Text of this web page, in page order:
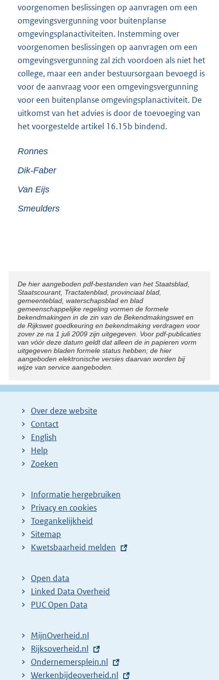
voorgenomen beslissingen op aanvragen om een
omgevingsvergunning voor buitenplanse
omgevingsplanactiviteiten. Instemming over
voorgenomen beslissingen op aanvragen om een
omgevingsvergunning zal zich voordoen als niet het
college, maar een ander bestuursorgaan bevoegd is
voor de aanvraag voor een omgevingsvergunning
voor een buitenplanse omgevingsplanactiviteit. De
uitkomst van het advies is door de toevoeging van
het voorgestelde artikel 16.15b bindend.
Ronnes
Dik-Faber
Van Eijs
Smeulders
Disclaimer
De hier aangeboden pdf-bestanden van het Staatsblad,
Staatscourant, Tractatenblad, provinciaal blad,
gemeenteblad, waterschapsblad en blad
gemeenschappelijke regeling vormen de formele
bekendmakingen in de zin van de Bekendmakingswet en
de Rijkswet goedkeuring en bekendmaking verdragen voor
zover ze na 1 juli 2009 zijn uitgegeven. Voor pdf-publicaties
van vóór deze datum geldt dat alleen de in papieren vorm
uitgegeven bladen formele status hebben; de hier
aangeboden elektronische versies daarvan worden bij
wijze van service aangeboden.
Over deze website
Contact
English
Help
Zoeken
Informatie hergebruiken
Privacy en cookies
Toegankelijkheid
Sitemap
E
t
e
r
l
i
n
Kwetsbaarheid melden
Open data
Linked Data Overheid
PUC Open Data
MijnOverheid.nl
E
x
t
Rijksoverheid.nl
E
x
Ondernemersplein.nl
E
Werkenbijdeoverheid.nl